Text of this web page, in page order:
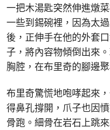
一把木湯匙突然伸進燉
一些到錫碗裡，因為太
後，正伸手在他的外套
子，將內容物傾倒出來
胸腔，在布里奇的腳邊
布里奇驚慌地咆哮起來
得鼻孔撐開，爪子也因
骨跑。細骨在岩石上跳